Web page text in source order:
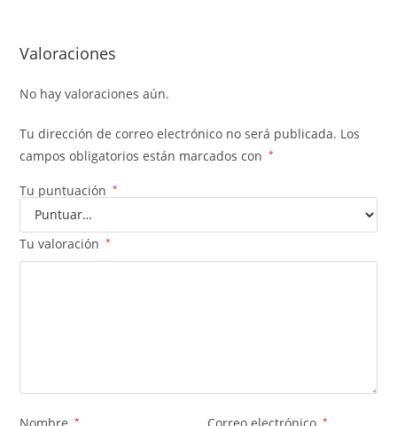
Valoraciones
No hay valoraciones aún.
Tu dirección de correo electrónico no será publicada. Los
campos obligatorios están marcados con
*
Tu puntuación *
Tu valoración *
Nombre * Correo electrónico *